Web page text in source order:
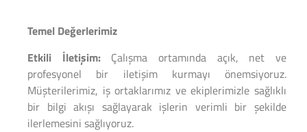
Temel Değerlerimiz
Etkili İletişim:Çalışma ortamında açık, net ve
profesyonel bir iletişim kurmayı önemsiyoruz.
Müşterilerimiz, iş ortaklarımız ve ekiplerimizle sağlıklı
bir bilgi akışı sağlayarak işlerin verimli bir şekilde
ilerlemesini sağlıyoruz.